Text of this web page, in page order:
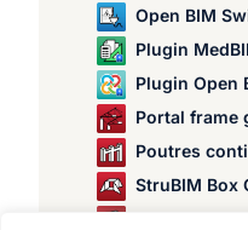
Open BIM
Plugin
Plugin Open
Portal frame
Poutres
StruBIM Box
StruBIM